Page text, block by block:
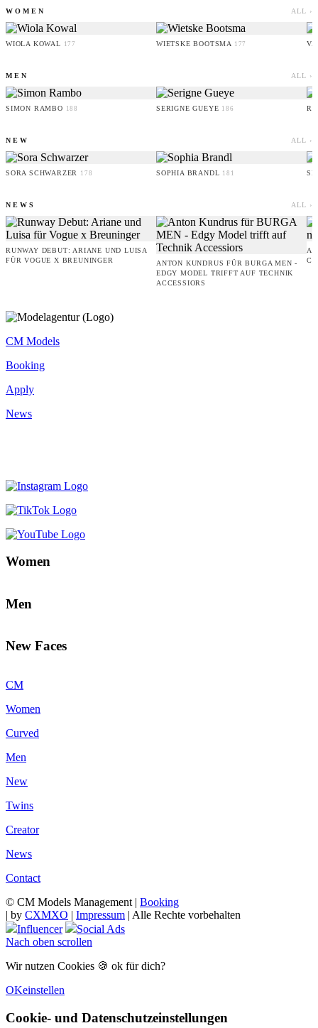
WOMEN ALL ›
WIOLA KOWAL 177 WIETSKE BOOTSMA 177
MEN ALL ›
SIMON RAMBO 188 SERIGNE GUEYE 186
NEW ALL ›
SORA SCHWARZER 178 SOPHIA BRANDL 181
NEWS ALL ›
RUNWAY DEBUT: ARIANE UND LUISA
FÜR VOGUE X BREUNINGER
ANTON KUNDRUS FÜR BURGA MEN -
EDGY MODEL TRIFFT AUF TECHNIK
ACCESSIORS
CM Models
Booking
Apply
News
Women
Men
New Faces
CM
Women
Curved
Men
New
Twins
Creator
News
Contact
© CM Models Management | Booking
| by CXMXO | Impressum | Alle Rechte vorbehalten
Influencer
Social Ads
Nach oben scrollen
Wir nutzen Cookies 🍪 ok für dich?
OKeinstellen
Cookie- und Datenschutzeinstellungen